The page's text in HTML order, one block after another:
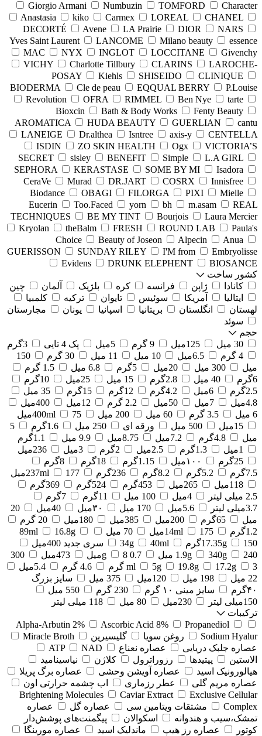
Giorgio Armani
Numbuzin TOMFORD
Character
Anastasia
kiko Carmex LOREAL
CHANEL
DECORTÉ
Avene LA Prairie DIOR
NARS
Yves Saint Laurent
LANCOME Milano beauty
essence
MAC
NYX INGLOT LOCCITANE
Givenchy
VICHY
Charlotte Tillbury CLARINS
LAROCHE-
POSAY
Kiehls SHISEIDO
CLINIQUE
BIODERMA
Cle de peau EQQUAL BERRY
P.Louise
Revolution
OFRA RIMMEL Ben Nye
tarte
Bioxcin
Bath & Body Works
Fenty Beauty
AROMATICA
HUDA BEAUTY GUERLIAN
cantu
LANEIGE
Dr.althea Isntree axis-y
CENTELLA
ISDIN
ZO SKIN HEALTH Ogx
VICTORIA’S
SECRET
sisley BENEFIT Simple
L.A GIRL
SEPHORA
KERASTASE SOME BY MI
Isadora
CeraVe
Murad DR.JART COSRX
Innisfree
Biodance
OBAGI FILORGA PIXI
Mielle
Eucerin
Too.Faced yorn bh m.asam
REAL
TECHNIQUES
BE MY TINT Bourjois
Laura Mercier
Kryolan
theBalm FRESH ROUND LAB
Paula's
Choice
Beauty of Joseon Alpecin
Anua
GUERISSON
SUNDAY RILEY I'M from
Embryolisse
Evidens
DRUNK ELEPHENT
BIOSANCE
کشور ساخت
کانادا
ژاپن فرانسه کره بلژیک آلمان
چین
ایتالیا
آمریکا سوئیس تایوان ترکیه
کلمبیا
لهستان
انگلستان بریتانیا اسپانیا یونان
مجارستان
سوئد
حجم
30 میل
125میل 9 گرم 5میل پک 4 تایی
3گرم
4 گرم
6.5میل 10 میل 11 میل 30 گرم
150
میل
300 میل 20میل 5گرم 6.8 میل
1.5 گرم
6گرم
40 میل 2.8گرم 15 میل 25میل
10گرم
2.5گرم
6میل 4.2گرم 12گرم 15گرم
35 میل
4.8میل
7میل 50میل 2.2 گرم 12میل
400میل
6 میل
3.5 گرم 60 میل 200 میل 400ml
75میل
15میل
500 میل ورقه ای 250 میل 1.6گرم
5
میل
4.8گرم 7.2میل 8.75میل 9.9 میل
1.1گرم
1میل
1.3گرم 2.5میل 2گرم 3میل
236میل
25گرم
۱۰۰میل 1.15گرم 18گرم
8گرم
7.5گرم
5.2گرم 8.2گرم 236گرم 237ml
177میل
118میل
265میل 453گرم 524گرم
369گرم
2.5 میلی لیتر
4میل 100 میل 11گرم
7گرم
3.7میلی لیتر
5.6میل 170 میل ۳۰میل 40میل
20
میل
65گرم 200میل 385میل 180میل
20 گرم
1.2گرم
14ml 175میل 70 میل 89ml
16.8g
17.35g
150گرم 34g 40ml
سری جدید 400میل
1.9g
340g 240 میل 0.7 g 8میل 473میل
300
ml
5g 19.8g 17.2g 3 گرم 4.6 گرم
5.4میل
22 میل
198 میل 120میل 375 میل
سایز بزرگ
۴۰گرم
سایز مینی ۱۰ گرم 230 گرم
550 میل
150میلی لیتر
230میل 80 میل
118 میلی لیتر
ترکیبات
Alpha-Arbutin 2%
Ascorbic Acid 8%
Propanediol
Sodium Hyalur
روغن سویا گلیسیرین
Miracle Broth
عصاره جلبک دریایی
عصاره نعناع ATP
NAD
الاستین
پپتیدها رزوراترول کلاژن
⁠نیاسینامید
هیالورونیک اسید
عصاره آویشن وحشی
عصاره برگ پریلا
عصاره مریم گلی
عطر رزماری
اب چشمه حرارتی اون
Brightening Molecules
Caviar Extract
Exclusive Cellular
Complex
مشتقات ویتامین سی عصاره گل
عصاره
تمشک،سیب و هندوانه
اسکوالان
پیگمنت‌های پوشش‌دار
کوتور
عصاره رز هیپ ماندلیک اسید
عصاره مورینگا